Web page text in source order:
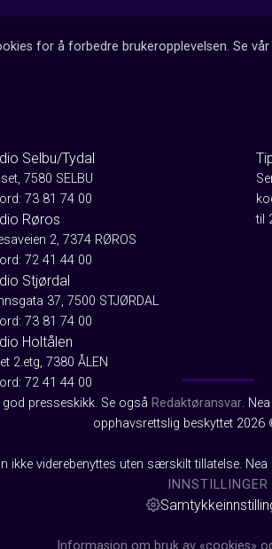
for å forbedre brukeropplevelsen. Se
Selbu/Tydal
7580 SELBU
73 81 74 00
Røros
2, 7374 RØROS
72 41 44 00
Stjørdal
37, 7500 STJØRDAL
73 81 74 00
Holtålen
2.etg, 7380 ÅLEN
72 41 44 00
til
presseskikk. Se også Redaktøransvar.
opphavsrettslig beskyttet 2026
ikke viderebenyttes uten særskilt tillatelse.
INNSTILLINGER
Informasjon om bruk av «cookies»